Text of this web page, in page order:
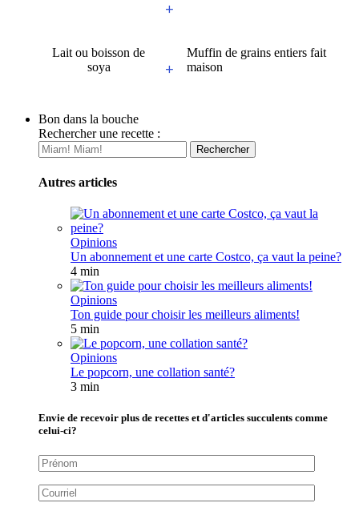
+
Lait ou boisson de
soya
+
Muffin de grains entiers fait
maison
Bon dans la bouche
Rechercher une recette :
Autres articles
Opinions
Un abonnement et une carte Costco, ça vaut la peine?
4 min
Opinions
Ton guide pour choisir les meilleurs aliments!
5 min
Opinions
Le popcorn, une collation santé?
3 min
Envie de recevoir plus de recettes et d'articles succulents comme
celui-ci?